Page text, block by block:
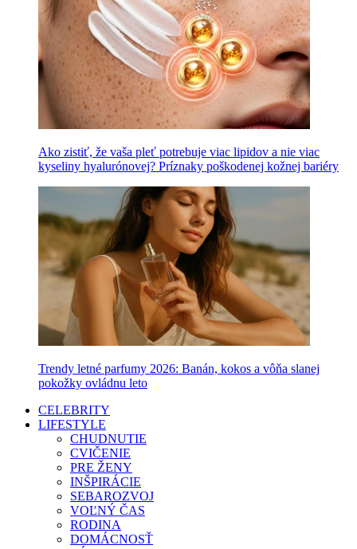
Ako zistiť, že vaša pleť potrebuje viac lipidov a nie viac
kyseliny hyalurónovej? Príznaky poškodenej kožnej bariéry
Trendy letné parfumy 2026: Banán, kokos a vôňa slanej
pokožky ovládnu leto
CELEBRITY
LIFESTYLE
CHUDNUTIE
CVIČENIE
PRE ŽENY
INŠPIRÁCIE
SEBAROZVOJ
VOĽNÝ ČAS
RODINA
DOMÁCNOSŤ